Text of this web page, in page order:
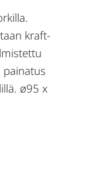
kraft-
painatus
ø95 x